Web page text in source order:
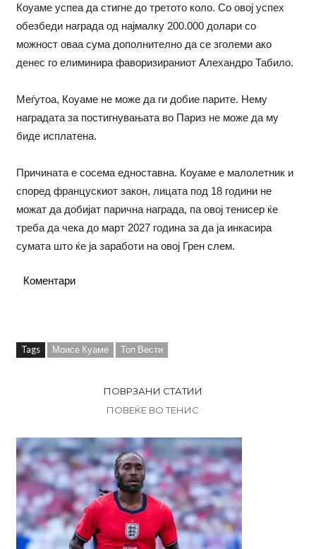
Коуаме успеа да стигне до третото коло. Со овој успех
обезбеди награда од најмалку 200.000 долари со
можност оваа сума дополнително да се зголеми ако
денес го елиминира фаворизираниот Алехандро Табило.
Меѓутоа, Коуаме не може да ги добие парите. Нему
наградата за постигнувањата во Париз не може да му
биде исплатена.
Причината е сосема едноставна. Коуаме е малолетник и
според францускиот закон, лицата под 18 години не
можат да добијат парична награда, па овој тенисер ќе
треба да чека до март 2027 година за да ја инкасира
сумата што ќе ја заработи на овој Грен слем.
Коментари
Tags Моисе Куаме Топ Вести
ПОВРЗАНИ СТАТИИ
ПОВЕЌЕ ВО ТЕНИС